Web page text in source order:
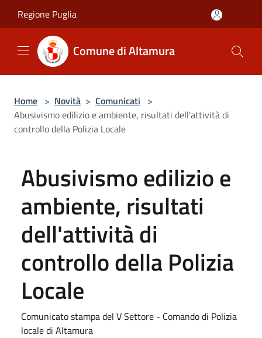
Regione Puglia
Comune di Altamura
Home > Novità > Comunicati >
Abusivismo edilizio e ambiente, risultati dell'attività di
controllo della Polizia Locale
Abusivismo edilizio e
ambiente, risultati
dell'attività di
controllo della Polizia
Locale
Comunicato stampa del V Settore - Comando di Polizia
locale di Altamura